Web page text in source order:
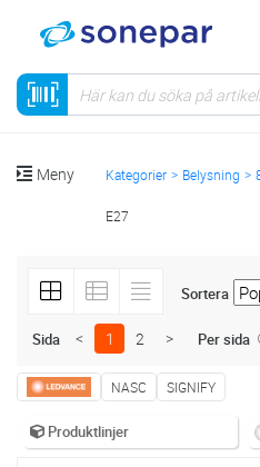
Meny Kategorier Belysning
E27
Sortera
Sida < 1 2 > Per sida
NASC SIGNIFY
Produktlinjer